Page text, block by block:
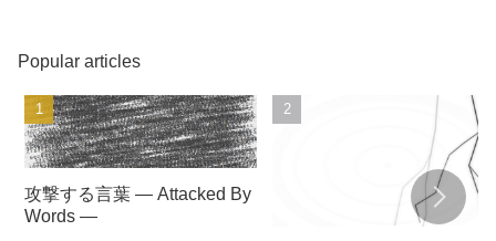
喪
争
つ
豐
キ
Popular articles
攻撃する言葉 — Attacked By
Words —